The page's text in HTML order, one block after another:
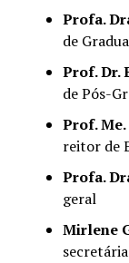
Profa.
de
Prof. Dr.
de Pós-
Prof.
reitor de
Profa.
geral
Mirlene